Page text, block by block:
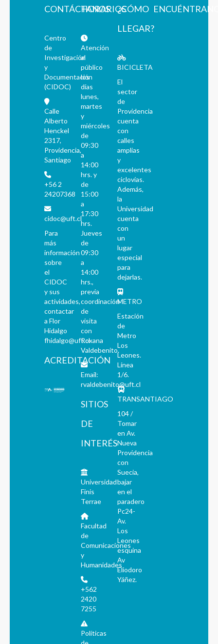
CONTÁCTANOS
Centro
de
Investigación
y
Documentación
(CIDOC)
Calle
Alberto
Henckel
2317,
Providencia,
Santiago
+56 2
24207368
cidoc@uft.cl
Para
más
información
sobre
el
CIDOC
y sus
actividades,
contactar
a Flor
Hidalgo
fhidalgo@uft.cl
ACREDITACIÓN
HORARIOS
Atención
al
público
los
días
lunes,
martes
y
miércoles
de
09:30
a
14:00
hrs. y
de
15:00
a
17:30
hrs.
Jueves
de
09:30
a
14:00
hrs.,
previa
coordinación
de
visita
con
Roxana
Valdebenito.
Email:
rvaldebenito@uft.cl
SITIOS
DE
INTERÉS
Universidad
Finis
Terrae
Facultad
de
Comunicaciones
y
Humanidades
+562
2420
7255
Políticas
¿CÓMO
LLEGAR?
BICICLETA
El
sector
de
Providencia
cuenta
con
calles
amplias
y
excelentes
ciclovías.
Además,
la
Universidad
cuenta
con
un
lugar
especial
para
dejarlas.
METRO
Estación
de
Metro
Los
Leones.
Línea
1/6.
TRANSANTIAGO
104 /
Tomar
en Av.
Nueva
Providencia
con
Suecia,
bajar
en el
paradero
Pc24-
Av.
Los
Leones
esquina
Av
Eliodoro
Yáñez.